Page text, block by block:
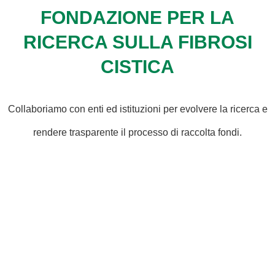
FONDAZIONE PER LA
RICERCA SULLA FIBROSI
CISTICA
Collaboriamo con enti ed istituzioni per evolvere la ricerca e
rendere trasparente il processo di raccolta fondi.